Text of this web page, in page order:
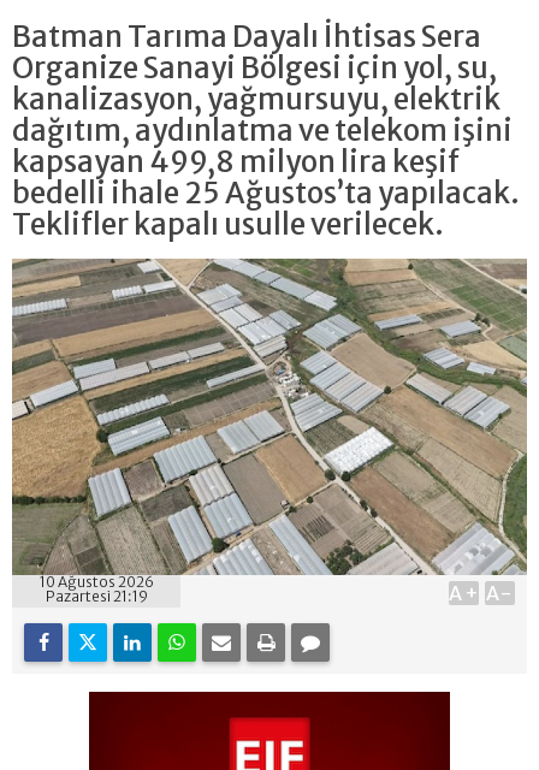
Batman Tarıma Dayalı İhtisas Sera
Organize Sanayi Bölgesi için yol, su,
kanalizasyon, yağmursuyu, elektrik
dağıtım, aydınlatma ve telekom işini
kapsayan 499,8 milyon lira keşif
bedelli ihale 25 Ağustos’ta yapılacak.
Teklifler kapalı usulle verilecek.
10 Ağustos 2026
Pazartesi 21:19
A+ A-